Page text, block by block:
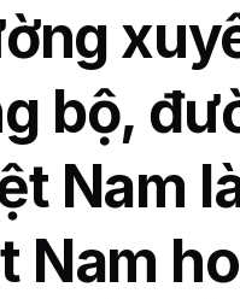
bộ,
Nam
Nam